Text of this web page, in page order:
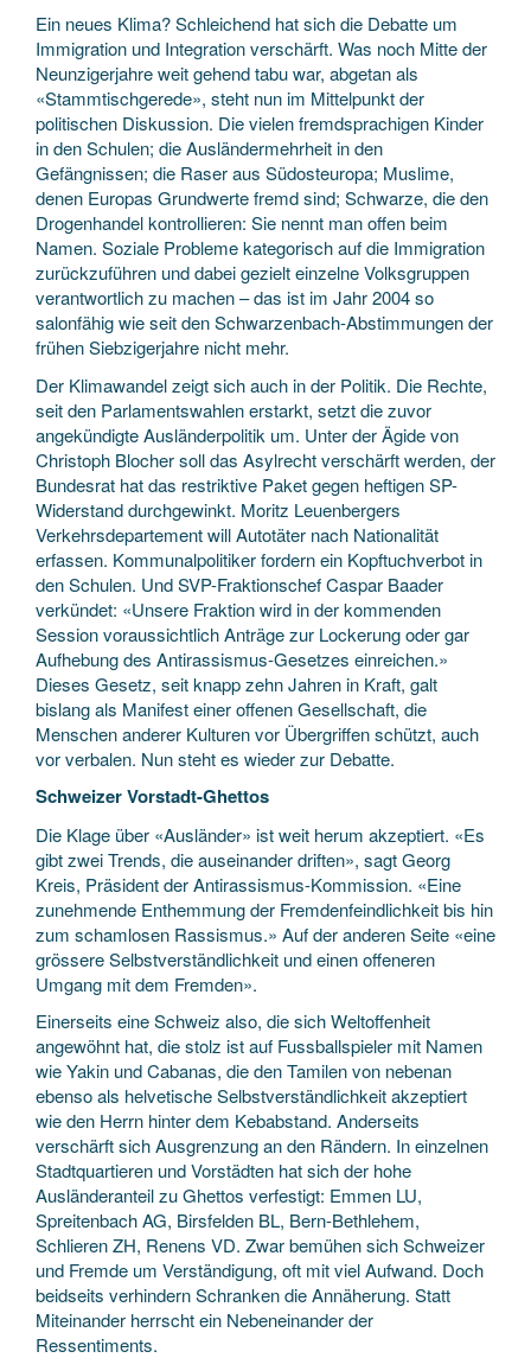
Ein neues Klima? Schleichend hat sich die Debatte um
Immigration und Integration verschärft. Was noch Mitte der
Neunzigerjahre weit gehend tabu war, abgetan als
«Stammtischgerede», steht nun im Mittelpunkt der
politischen Diskussion. Die vielen fremdsprachigen Kinder
in den Schulen; die Ausländermehrheit in den
Gefängnissen; die Raser aus Südosteuropa; Muslime,
denen Europas Grundwerte fremd sind; Schwarze, die den
Drogenhandel kontrollieren: Sie nennt man offen beim
Namen. Soziale Probleme kategorisch auf die Immigration
zurückzuführen und dabei gezielt einzelne Volksgruppen
verantwortlich zu machen – das ist im Jahr 2004 so
salonfähig wie seit den Schwarzenbach-Abstimmungen der
frühen Siebzigerjahre nicht mehr.
Der Klimawandel zeigt sich auch in der Politik. Die Rechte,
seit den Parlamentswahlen erstarkt, setzt die zuvor
angekündigte Ausländerpolitik um. Unter der Ägide von
Christoph Blocher soll das Asylrecht verschärft werden, der
Bundesrat hat das restriktive Paket gegen heftigen SP-
Widerstand durchgewinkt. Moritz Leuenbergers
Verkehrsdepartement will Autotäter nach Nationalität
erfassen. Kommunalpolitiker fordern ein Kopftuchverbot in
den Schulen. Und SVP-Fraktionschef Caspar Baader
verkündet: «Unsere Fraktion wird in der kommenden
Session voraussichtlich Anträge zur Lockerung oder gar
Aufhebung des Antirassismus-Gesetzes einreichen.»
Dieses Gesetz, seit knapp zehn Jahren in Kraft, galt
bislang als Manifest einer offenen Gesellschaft, die
Menschen anderer Kulturen vor Übergriffen schützt, auch
vor verbalen. Nun steht es wieder zur Debatte.
Schweizer Vorstadt-Ghettos
Die Klage über «Ausländer» ist weit herum akzeptiert. «Es
gibt zwei Trends, die auseinander driften», sagt Georg
Kreis, Präsident der Antirassismus-Kommission. «Eine
zunehmende Enthemmung der Fremdenfeindlichkeit bis hin
zum schamlosen Rassismus.» Auf der anderen Seite «eine
grössere Selbstverständlichkeit und einen offeneren
Umgang mit dem Fremden».
Einerseits eine Schweiz also, die sich Weltoffenheit
angewöhnt hat, die stolz ist auf Fussballspieler mit Namen
wie Yakin und Cabanas, die den Tamilen von nebenan
ebenso als helvetische Selbstverständlichkeit akzeptiert
wie den Herrn hinter dem Kebabstand. Anderseits
verschärft sich Ausgrenzung an den Rändern. In einzelnen
Stadtquartieren und Vorstädten hat sich der hohe
Ausländeranteil zu Ghettos verfestigt: Emmen LU,
Spreitenbach AG, Birsfelden BL, Bern-Bethlehem,
Schlieren ZH, Renens VD. Zwar bemühen sich Schweizer
und Fremde um Verständigung, oft mit viel Aufwand. Doch
beidseits verhindern Schranken die Annäherung. Statt
Miteinander herrscht ein Nebeneinander der
Ressentiments.